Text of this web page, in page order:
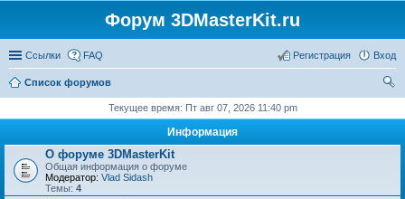
Форум 3DMasterKit.ru
Ссылки FAQ Вход
Регистрация
Список форумов
Текущее время: Пт авг 07, 2026 11:40 pm
Информация
О форуме 3DMasterKit
Общая информация о форуме
Модератор: Vlad Sidash
Темы: 4